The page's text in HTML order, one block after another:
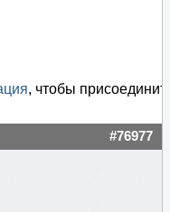
, чтобы
#76977